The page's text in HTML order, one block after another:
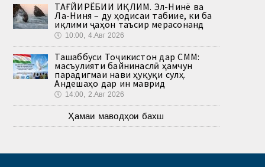
ТАҒЙИРЁБИИ ИҚЛИМ. Эл-Нинё ва
Ла-Ниня – ду ҳодисаи табиие, ки ба
иқлими ҷаҳон таъсир мерасонанд
🕔 10:00, 4.Авг 2026
Ташаббуси Тоҷикистон дар СММ:
масъулияти байнинаслӣ ҳамчун
парадигмаи нави ҳуқуқи сулҳ.
Андешаҳо дар ин маврид
🕔 14:00, 2.Авг 2026
Ҳамаи маводҳои бахш